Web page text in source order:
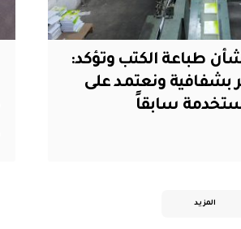
طباعة الكتب وتؤكد:
بشفافية ونعتمد على
سابقاً
المزيد